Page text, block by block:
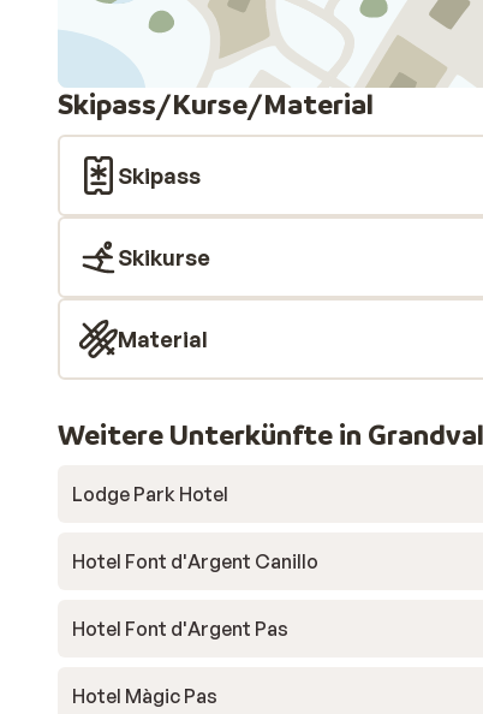
Skipass/Kurse/Material
Skipass
Skikurse
Material
Weitere Unterkünfte in
Lodge Park Hotel
Hotel Font d'Argent Canillo
Hotel Font d'Argent Pas
Hotel Màgic Pas